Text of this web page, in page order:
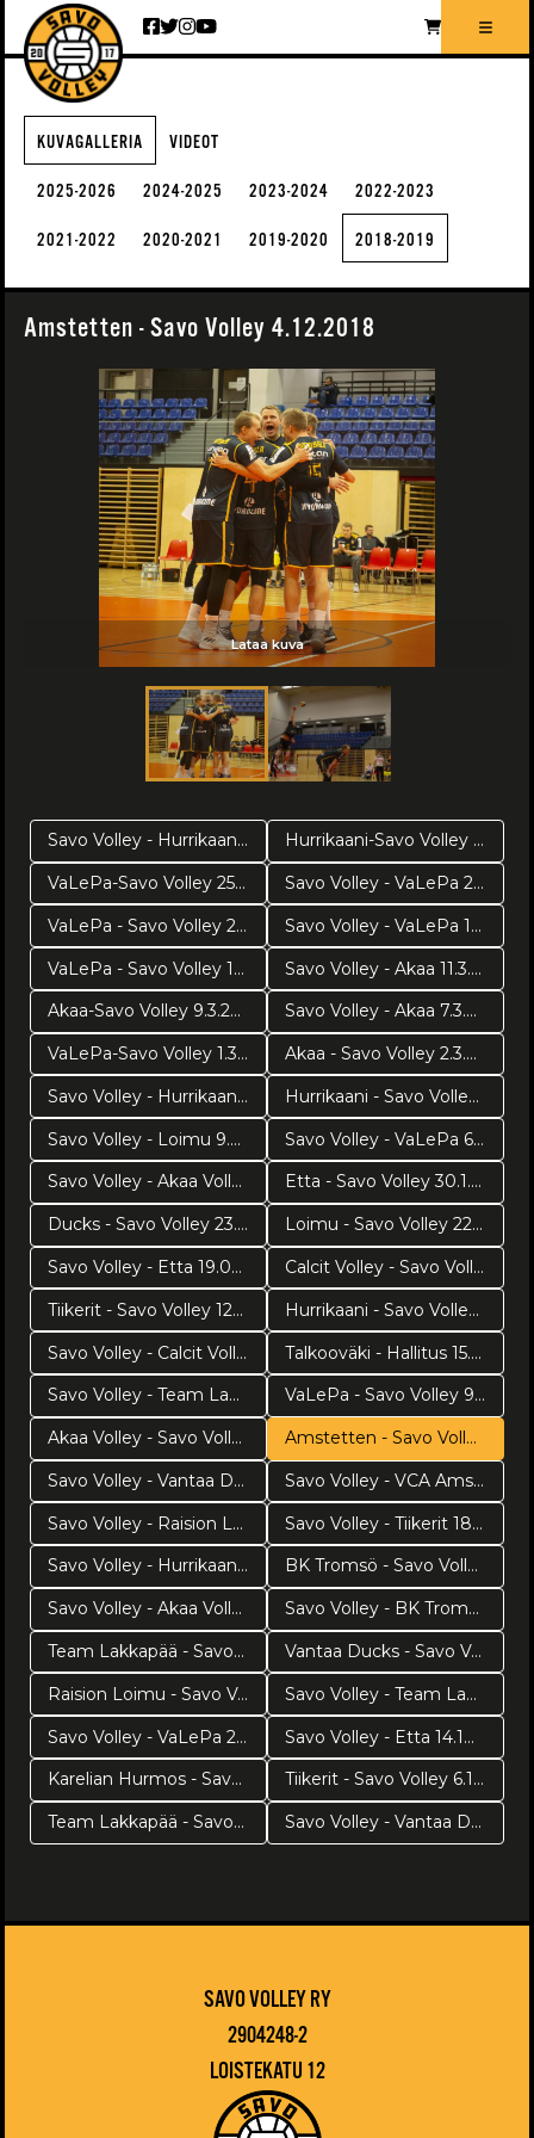
Siirry sisältöön
KUVAGALLERIA VIDEOT
2025-2026 2024-2025 2023-2024 2022-2023
2021-2022 2020-2021 2019-2020 2018-2019
Amstetten - Savo Volley 4.12.2018
Savo Volley - Hurrikaani 4.4.2019 Pronssipeli 2
Hurrikaani-Savo Volley 2.4.2019 Pronssipeli 1
VaLePa-Savo Volley 25.3. Välierä 5
Savo Volley - VaLePa 23.3.2019 Välierä 3
VaLePa - Savo Volley 21.3.2019 Välierä 3
Savo Volley - VaLePa 19.3.2019 Välierä 2
VaLePa - Savo Volley 17.3.2019 Välierä 1
Savo Volley - Akaa 11.3.2019
Akaa-Savo Volley 9.3.2019
Savo Volley - Akaa 7.3.2019
VaLePa-Savo Volley 1.3.2019
Akaa - Savo Volley 2.3.2019
Savo Volley - Hurrikaani 23.2.2019
Hurrikaani - Savo Volley 20.2.2019
Savo Volley - Loimu 9.2.2019
Savo Volley - VaLePa 6.2.2019
Savo Volley - Akaa Volley 2.2.2019
Etta - Savo Volley 30.1.2019
Ducks - Savo Volley 23.1.2019
Loimu - Savo Volley 22.1.2019
Savo Volley - Etta 19.01.2019
Calcit Volley - Savo Volley 16.1.2018
Tiikerit - Savo Volley 120119
Hurrikaani - Savo Volley 8.1.2019
Savo Volley - Calcit Volley 18.12.2018
Talkooväki - Hallitus 15.12.2018
Savo Volley - Team Lakkapää 15.12.2018
VaLePa - Savo Volley 9.12.2018
Akaa Volley - Savo Volley 8.12.2018
Amstetten - Savo Volley 4.12.2018
Savo Volley - Vantaa Ducks 1.12.2018
Savo Volley - VCA Amstetten 28.11.2018
Savo Volley - Raision Loimu 25.11.2018
Savo Volley - Tiikerit 18.11.2018
Savo Volley - Hurrikaani Loimaa 17.11.2018
BK Tromsö - Savo Volley 14.11.2018
Savo Volley - Akaa Volley 3.11.2018
Savo Volley - BK Tromsö 7.11.2018
Team Lakkapää - Savo Volley 11.11.2018
Vantaa Ducks - Savo Volley 31.10.2018
Raision Loimu - Savo Volley 28.10.2018
Savo Volley - Team Lakkapää 23.10.2018
Savo Volley - VaLePa 20.10.2018
Savo Volley - Etta 14.10.2018
Karelian Hurmos - Savo Volley 10.10.2018
Tiikerit - Savo Volley 6.10.2018
Team Lakkapää - Savo Volley 26.9.2018
Savo Volley - Vantaa Ducks 29.9.2018
Lataa kuva
Lataa kuva
SAVO VOLLEY RY
2904248-2
LOISTEKATU 12